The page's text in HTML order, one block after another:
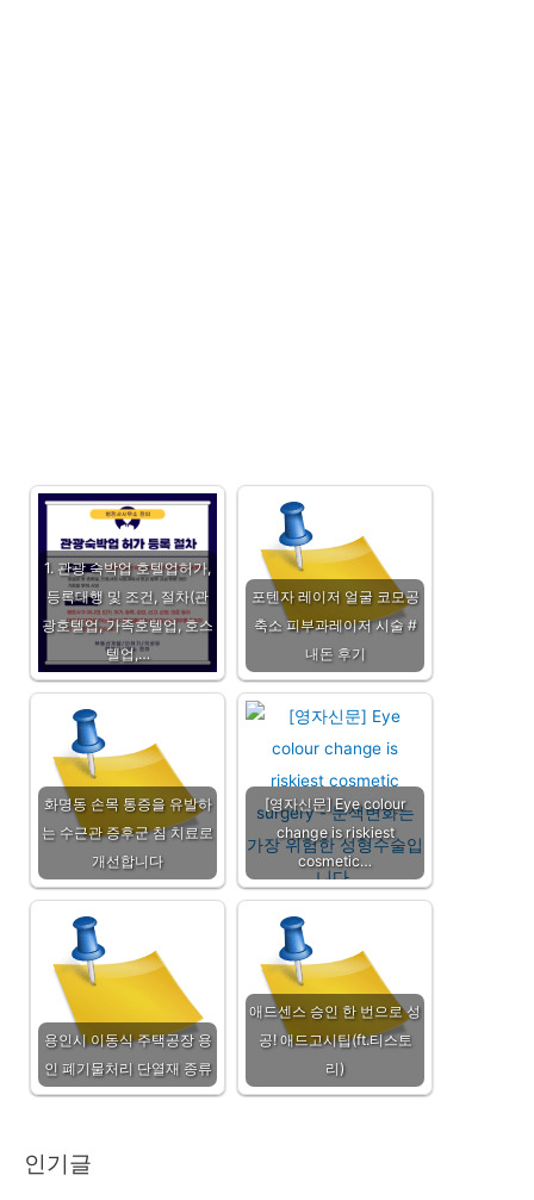
1. 관광 숙박업 호텔업허가,
등록대행 및 조건, 절차(관
광호텔업, 가족호텔업, 호스
텔업,…
포텐자 레이저 얼굴 코모공
축소 피부과레이저 시술 #
내돈 후기
화명동 손목 통증을 유발하
는 수근관 증후군 침 치료로
개선합니다
[영자신문] Eye colour
change is riskiest
cosmetic…
용인시 이동식 주택공장 용
인 폐기물처리 단열재 종류
애드센스 승인 한 번으로 성
공! 애드고시팁(ft.티스토
리)
인기글